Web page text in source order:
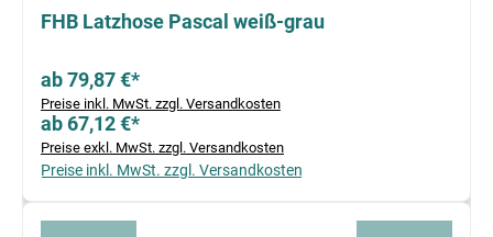
FHB Latzhose Pascal weiß-grau
ab 79,87 €*
Preise inkl. MwSt. zzgl. Versandkosten
ab 67,12 €*
Preise exkl. MwSt. zzgl. Versandkosten
Preise inkl. MwSt. zzgl. Versandkosten